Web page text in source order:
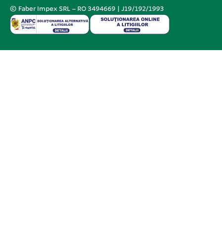
© Faber Impex SRL – RO 3494669 | J19/192/1993